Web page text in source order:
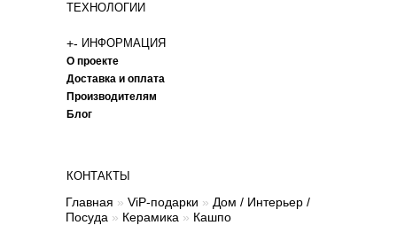
ТЕХНОЛОГИИ
+- ИНФОРМАЦИЯ
О проекте
Доставка и оплата
Производителям
Блог
КОНТАКТЫ
Главная » ViP-подарки » Дом / Интерьер /
Посуда » Керамика » Кашпо